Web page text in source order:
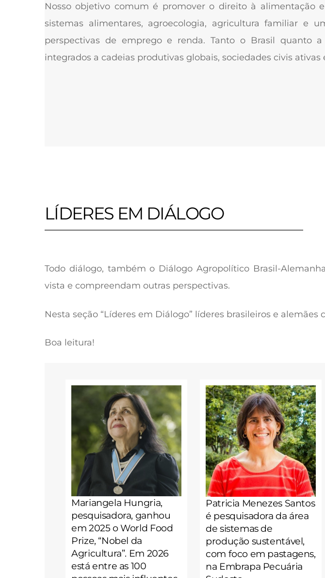
Nosso objetivo comum é promover o direito à alimentação
sistemas alimentares, agroecologia, agricultura familiar e
perspectivas de emprego e renda. Tanto o Brasil quanto
integrados a cadeias produtivas globais, sociedades civis
LÍDERES EM DIÁLOGO
Todo diálogo, também o DiálogoAgropolítico Brasil-
vista e compreendam outras perspectivas.
Nesta seção “Líderes em Diálogo” líderes brasileiros e alemães
Boa leitura!
Mariangela Hungria,
pesquisadora, ganhou
em 2025 o World Food
Prize, “Nobel da
Agricultura”. Em 2026
está entre as 100
Patricia Menezes Santos
é pesquisadora da área
de sistemas de
produção sustentável,
com foco em pastagens,
na Embrapa Pecuária